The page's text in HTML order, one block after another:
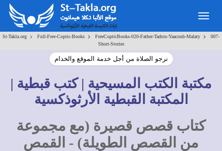
St-Takla.org > Full-Free-Coptic-Books > FreeCopticBooks-020-Father-Tadros-Yaacoub-Malaty >
007-
Short-Stories
نرجو الصلاة من أجل خدمة الموقع والخدام
مكتبة الكتب المسيحية | كتب قبطية |
المكتبة القبطية الأرثوذكسية
كتاب قصص قصيرة (مع مجموعة
من القصص الطويلة) - القمص